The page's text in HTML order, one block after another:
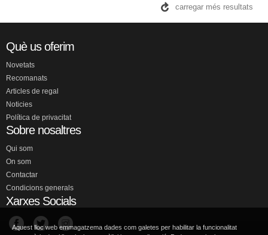
carregar més resultats
Què us oferim
Novetats
Recomanats
Articles de regal
Noticies
Política de privacitat
Sobre nosaltres
Qui som
On som
Contactar
Condicions generals
Xarxes Socials
Aquest lloc web emmagatzema dades com galetes per habilitar la funcionalitat